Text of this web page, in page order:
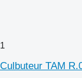
1
Culbuteur TAM